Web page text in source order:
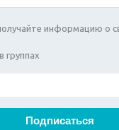
информацию о
группах